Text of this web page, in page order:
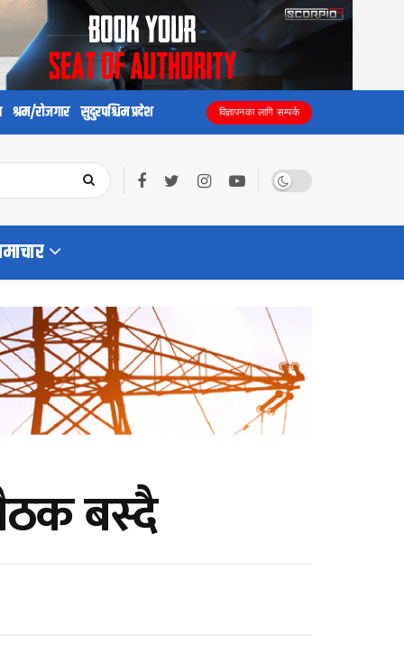
श्रम/रोजगार सुदुरपश्चिम प्रदेश विज्ञापनका लागि सम्पर्क
बस्दै